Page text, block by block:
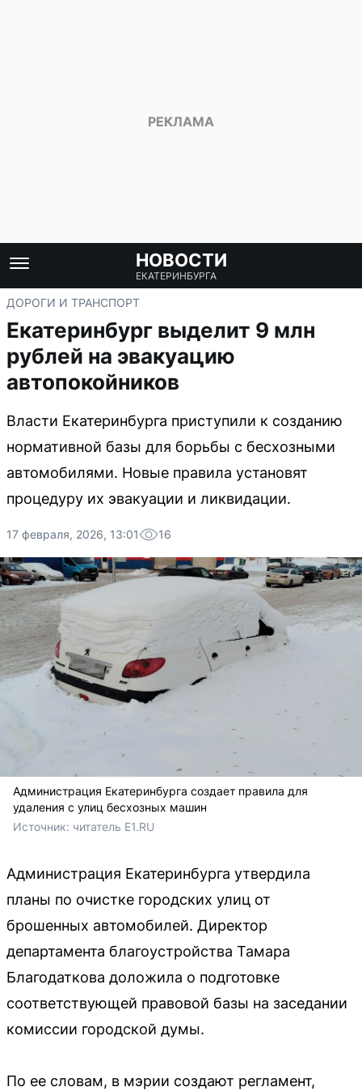
НОВОСТИ
ЕКАТЕРИНБУРГА
ДОРОГИ И ТРАНСПОРТ
Екатеринбург выделит 9 млн
рублей на эвакуацию
автопокойников
Власти Екатеринбурга приступили к созданию
нормативной базы для борьбы с бесхозными
автомобилями. Новые правила установят
процедуру их эвакуации и ликвидации.
17 февраля, 2026, 13:01 16
Администрация Екатеринбурга создает правила для
удаления с улиц бесхозных машин
Источник: читатель E1.RU
Администрация Екатеринбурга утвердила
планы по очистке городских улиц от
брошенных автомобилей. Директор
департамента благоустройства Тамара
Благодаткова доложила о подготовке
соответствующей правовой базы на заседании
комиссии городской думы.
По ее словам, в мэрии создают регламент,